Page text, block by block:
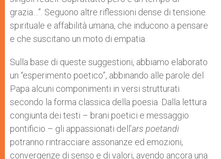
grazia…”. Seguono altre riflessioni dense di tensione
spirituale e affabilità umana, che inducono a pensare
e che suscitano un moto di empatia.
Sulla base di queste suggestioni, abbiamo elaborato
un “esperimento poetico”, abbinando alle parole del
Papa alcuni componimenti in versi strutturati
secondo la forma classica della poesia. Dalla lettura
congiunta dei testi – brani poetici e messaggio
pontificio – gli appassionati dell’ars poetandi
potranno rintracciare assonanze ed emozioni,
convergenze di senso e di valori, avendo ancora una